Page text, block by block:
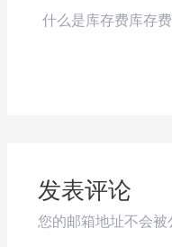
什么是库存费库存
发表评论
您的邮箱地址不会被